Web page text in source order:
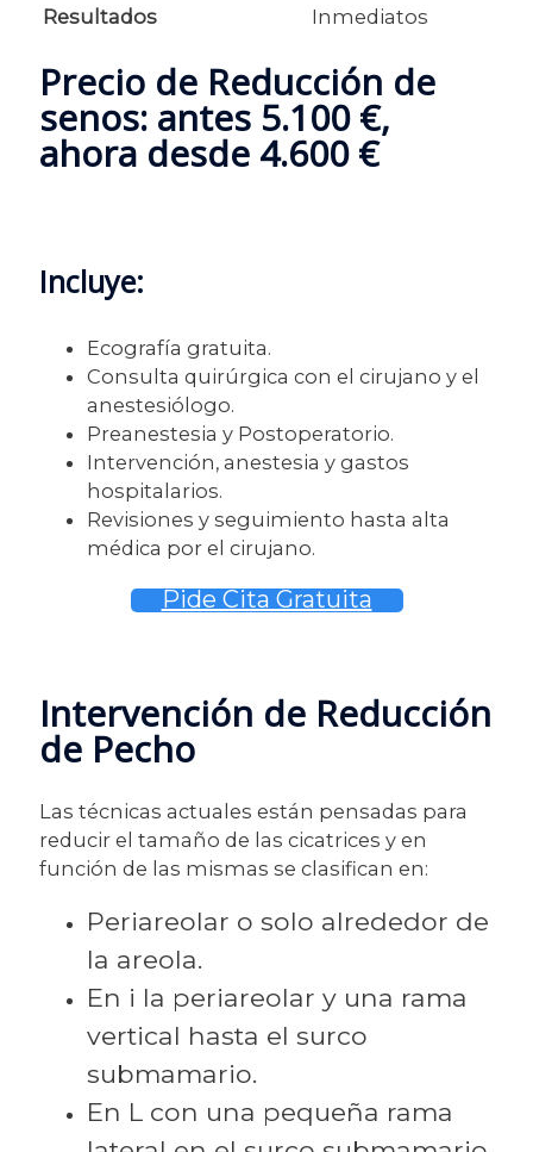
Resultados
Inmediatos
Precio de Reducción de
senos: antes 5.100 €,
ahora desde 4.600 €
Incluye:
Ecografía gratuita.
Consulta quirúrgica con el cirujano y el
anestesiólogo.
Preanestesia y Postoperatorio.
Intervención, anestesia y gastos
hospitalarios.
Revisiones y seguimiento hasta alta
médica por el cirujano.
Pide Cita Gratuita
Intervención de Reducción
de Pecho
Las técnicas actuales están pensadas para
reducir el tamaño de las cicatrices y en
función de las mismas se clasifican en:
Periareolar o solo alrededor de
la areola.
En i la periareolar y una rama
vertical hasta el surco
submamario.
En L con una pequeña rama